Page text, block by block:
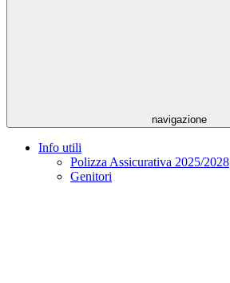
navigazione
Info utili
Polizza Assicurativa 2025/2028
Genitori